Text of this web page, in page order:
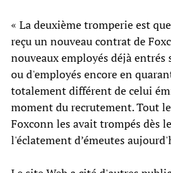
« La deuxième tromperie est
reçu un nouveau contrat de
nouveaux employés déjà entrés
ou d'employés encore en
totalement différent de celui
moment du recrutement. Tout
Foxconn les avait trompés dès
l'éclatement d’émeutes